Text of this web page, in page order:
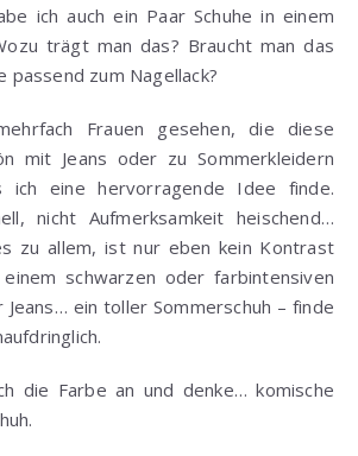
ich auch ein Paar Schuhe in einem
trägt man das? Braucht man das
passend zum Nagellack?
Frauen gesehen, die diese
mit Jeans oder zu Sommerkleidern
ich eine hervorragende Idee finde.
nicht Aufmerksamkeit heischend…
zu allem, ist nur eben kein Kontrast
schwarzen oder farbintensiven
ein toller Sommerschuh – finde
die Farbe an und denke… komische